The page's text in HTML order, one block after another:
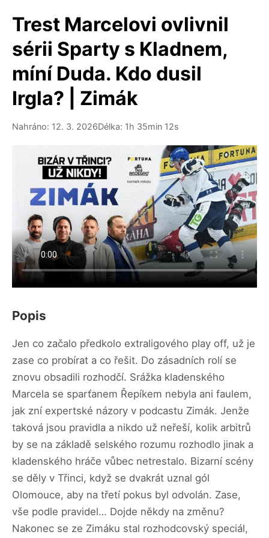
Trest Marcelovi ovlivnil
sérii Sparty s Kladnem,
míní Duda. Kdo dusil
Irgla? | Zimák
Nahráno: 12. 3. 2026Délka: 1h 35min 12s
Popis
Jen co začalo předkolo extraligového play off, už je
zase co probírat a co řešit. Do zásadních rolí se
znovu obsadili rozhodčí. Srážka kladenského
Marcela se sparťanem Řepíkem nebyla ani faulem,
jak zní expertské názory v podcastu Zimák. Jenže
taková jsou pravidla a nikdo už neřeší, kolik arbitrů
by se na základě selského rozumu rozhodlo jinak a
kladenského hráče vůbec netrestalo. Bizarní scény
se děly v Třinci, když se dvakrát uznal gól
Olomouce, aby na třetí pokus byl odvolán. Zase,
vše podle pravidel… Dojde někdy na změnu?
Nakonec se ze Zimáku stal rozhodcovský speciál,